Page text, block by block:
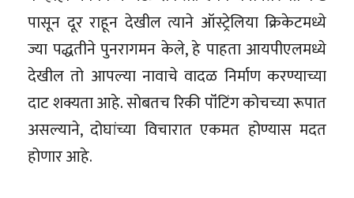
पासून दूर राहून देखील त्याने ऑस्ट्रेलिया क्रिकेटमध्ये
ज्या पद्धतीने पुनरागमन केले, हे पाहता आयपीएलमध्ये
देखील तो आपल्या नावाचे वादळ निर्माण करण्याच्या
दाट शक्यता आहे. सोबतच रिकी पॉंटिंग कोचच्या रूपात
असल्याने, दोघांच्या विचारात एकमत होण्यास मदत
होणार आहे.